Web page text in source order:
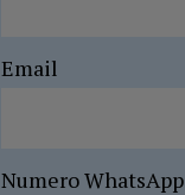
Email
Numero WhatsApp